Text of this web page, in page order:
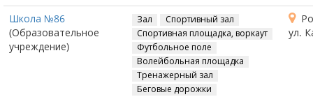
Школа №86
(Образовательное
учреждение)
Зал
Спортивный зал
Спортивная площадка, воркаут
Футбольное поле
Волейбольная площадка
Тренажерный зал
Беговые дорожки
ул.